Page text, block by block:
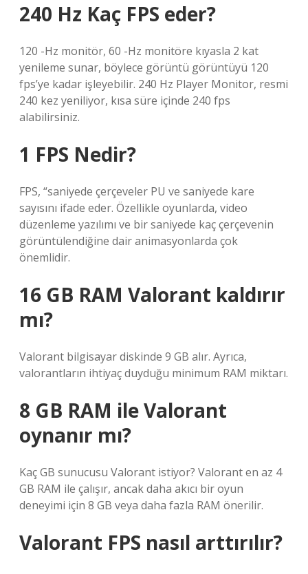
240 Hz Kaç FPS eder?
120 -Hz monitör, 60 -Hz monitöre kıyasla 2 kat
yenileme sunar, böylece görüntü görüntüyü 120
fps’ye kadar işleyebilir. 240 Hz Player Monitor, resmi
240 kez yeniliyor, kısa süre içinde 240 fps
alabilirsiniz.
1 FPS Nedir?
FPS, “saniyede çerçeveler PU ve saniyede kare
sayısını ifade eder. Özellikle oyunlarda, video
düzenleme yazılımı ve bir saniyede kaç çerçevenin
görüntülendiğine dair animasyonlarda çok
önemlidir.
16 GB RAM Valorant kaldırır
mı?
Valorant bilgisayar diskinde 9 GB alır. Ayrıca,
valorantların ihtiyaç duyduğu minimum RAM miktarı.
8 GB RAM ile Valorant
oynanır mı?
Kaç GB sunucusu Valorant istiyor? Valorant en az 4
GB RAM ile çalışır, ancak daha akıcı bir oyun
deneyimi için 8 GB veya daha fazla RAM önerilir.
Valorant FPS nasıl arttırılır?